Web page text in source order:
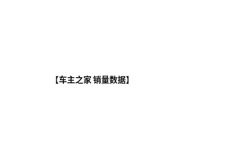
                            【车主之家 销量数据】